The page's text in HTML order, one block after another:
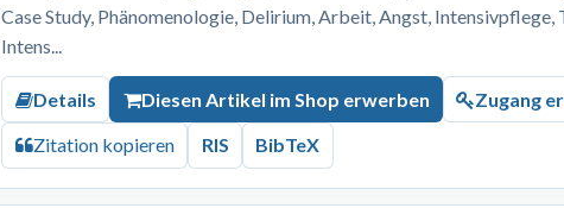
Case Study, Phänomenologie, Delirium, Arbeit, Angst, Intensivpflege,
Intens...
Details Diesen Artikel im Shop erwerben Zugang
Zitation kopieren RIS BibTeX